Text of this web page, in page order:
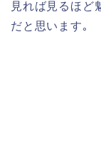
見れば見るほど
だと思います｡